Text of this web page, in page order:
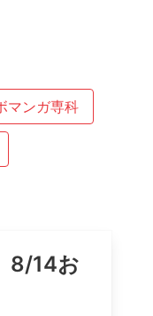
マンガ専科
8/14お